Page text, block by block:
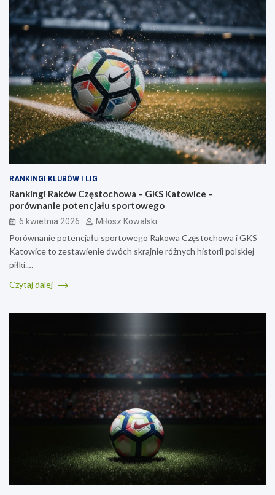
RANKINGI KLUBÓW I LIG
Rankingi Raków Częstochowa – GKS Katowice –
porównanie potencjału sportowego
6 kwietnia 2026 Miłosz Kowalski
Porównanie potencjału sportowego Rakowa Częstochowa i GKS
Katowice to zestawienie dwóch skrajnie różnych historii polskiej
piłki.…
Czytaj dalej